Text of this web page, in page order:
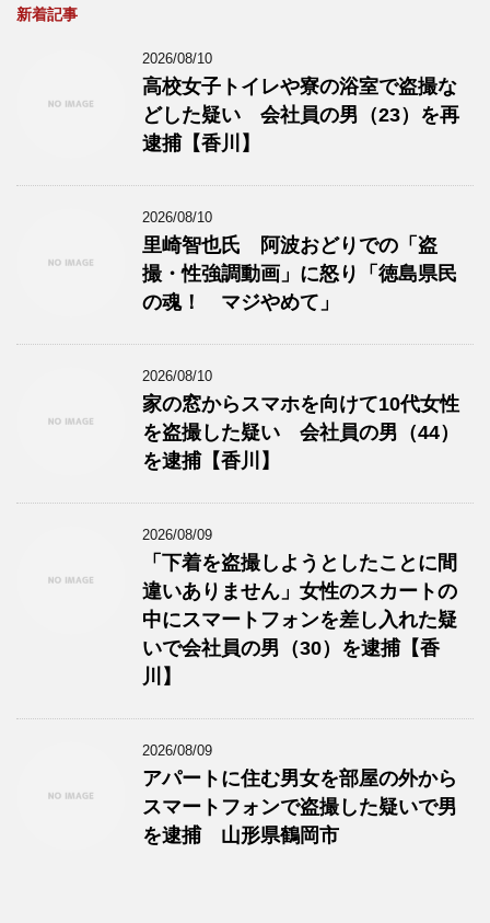
新着記事
2026/08/10
高校女子トイレや寮の浴室で盗撮な
どした疑い 会社員の男（23）を再
逮捕【香川】
2026/08/10
里崎智也氏 阿波おどりでの「盗
撮・性強調動画」に怒り「徳島県民
の魂！ マジやめて」
2026/08/10
家の窓からスマホを向けて10代女性
を盗撮した疑い 会社員の男（44）
を逮捕【香川】
2026/08/09
「下着を盗撮しようとしたことに間
違いありません」女性のスカートの
中にスマートフォンを差し入れた疑
いで会社員の男（30）を逮捕【香
川】
2026/08/09
アパートに住む男女を部屋の外から
スマートフォンで盗撮した疑いで男
を逮捕 山形県鶴岡市